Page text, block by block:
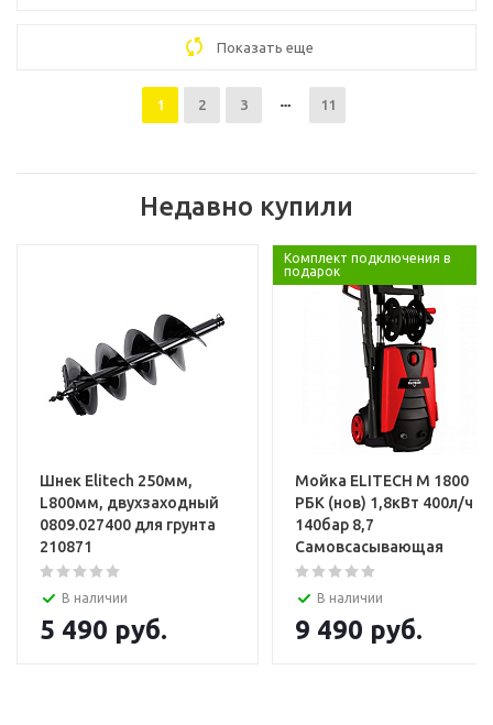
Показать еще
1 2 3 11
Недавно купили
Шнек Elitech 250мм,
L800мм, двухзаходный
0809.027400 для грунта
210871
В наличии
5 490 руб.
Комплект подключения в
подарок
Мойка ELITECH М 1800
РБК (нов) 1,8кВт 400л/ч
140бар 8,7
Самовсасывающая
В наличии
9 490 руб.